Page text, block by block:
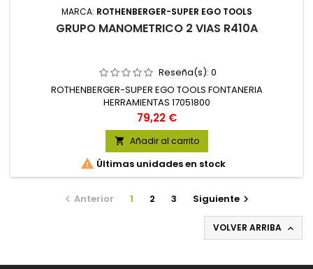
MARCA: ROTHENBERGER-SUPER EGO TOOLS
GRUPO MANOMETRICO 2 VIAS R410A
Reseña(s): 0
ROTHENBERGER-SUPER EGO TOOLS FONTANERIA
HERRAMIENTAS 17051800
Precio
79,22 €
 Añadir al carrito
 Últimas unidades en stock
 Anterior 1 2 3 Siguiente
VOLVER ARRIBA 